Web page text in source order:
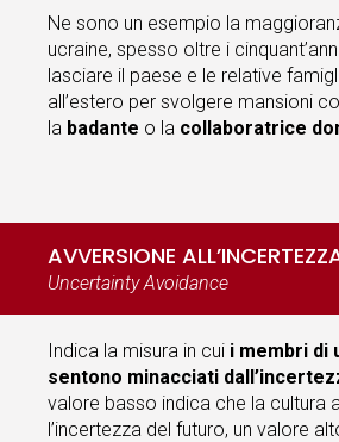
Ne sono un esempio la
ucraine, spesso oltre i
lasciare il paese e le relative
all’estero per svolgere mansioni
la badante o la collaboratrice
AVVERSIONE
Uncertainty Avoidance
Indica la misura in cui i membri di
sentono minacciati
valore basso indica che la cultura
l’incertezza del futuro, un valore